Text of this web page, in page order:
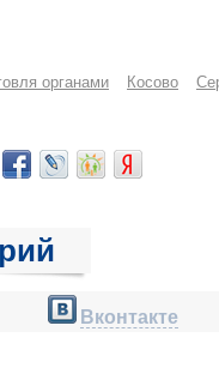
органами Косово
Вконтакте